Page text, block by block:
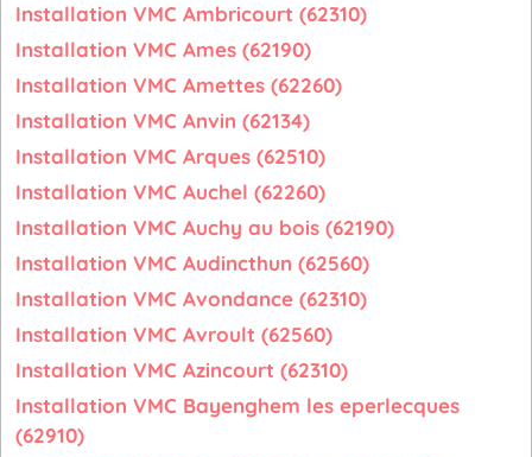
Installation VMC Ambricourt (62310)
Installation VMC Ames (62190)
Installation VMC Amettes (62260)
Installation VMC Anvin (62134)
Installation VMC Arques (62510)
Installation VMC Auchel (62260)
Installation VMC Auchy au bois (62190)
Installation VMC Audincthun (62560)
Installation VMC Avondance (62310)
Installation VMC Avroult (62560)
Installation VMC Azincourt (62310)
Installation VMC Bayenghem les eperlecques
(62910)